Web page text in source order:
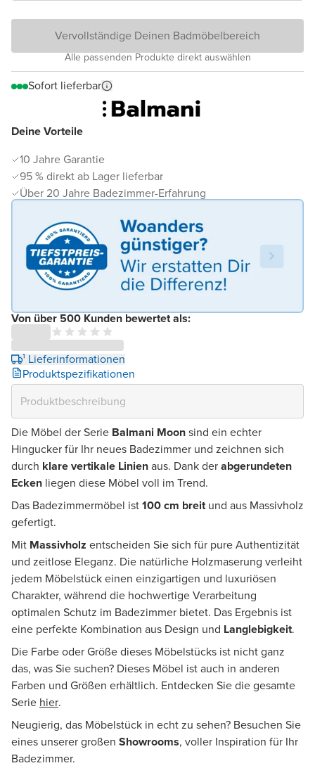
Deine Vorteile
10 Jahre Garantie
95 % direkt ab Lager lieferbar
Über 20 Jahre Badezimmer-Erfahrung
Von über 500 Kunden bewertet als:
¹ Lieferinformationen
Produktspezifikationen
Vervollständige Deinen Badmöbelbereich
Alle passenden Produkte direkt auswählen
Sofort lieferbar
Die Möbel der Serie Balmani Moonsind ein echter
Hingucker für Ihr neues Badezimmer und zeichnen sich
durch klare vertikale Linienaus. Dank derabgerundeten
Ecken liegen diese Möbel voll im Trend.
Das Badezimmermöbel ist100 cm breitund aus Massivholz
gefertigt.
Mit Massivholz entscheiden Sie sich für pure Authentizität
und zeitlose Eleganz. Die natürliche Holzmaserung verleiht
jedem Möbelstück einen einzigartigen und luxuriösen
Charakter, während die hochwertige Verarbeitung
optimalen Schutz im Badezimmer bietet. Das Ergebnis ist
eine perfekte Kombination aus Design und Langlebigkeit.
Die Farbe oder Größe dieses Möbelstücks ist nicht ganz
das, was Sie suchen? Dieses Möbel ist auch in anderen
Farben und Größen erhältlich. Entdecken Sie die gesamte
Serie hier.
Neugierig, das Möbelstück in echt zu sehen? Besuchen Sie
eines unserer großen Showrooms, voller Inspiration für Ihr
Badezimmer.